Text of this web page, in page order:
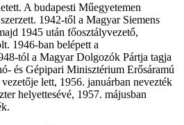
A budapesti Műegyetemen
1942-től a Magyar Siemens
1945 után főosztályvezető,
1946-ban belépett a
tól a Magyar Dolgozók Pártja tagja
és Gépipari Minisztérium Erősáramú
lett, 1956. januárban nevezték
helyettesévé, 1957. májusban